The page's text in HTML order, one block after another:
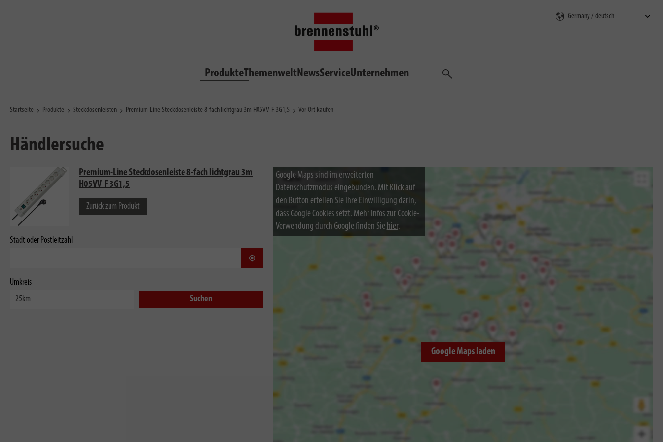
ProdukteThemenweltNewsServiceUnternehmen
Suchen
Startseite Produkte Steckdosenleisten Premium-Line Steckdosenleiste 8-fach lichtgrau 3m H05VV-F 3G1,5 Vor Ort kaufen
Händlersuche
Premium-Line Steckdosenleiste 8-fach lichtgrau 3m
H05VV-F 3G1,5
Zurück zum Produkt
Stadt oder Postleitzahl
Standort bestimmen
Umkreis
Suchen
Google Maps sind im erweiterten
Datenschutzmodus eingebunden. Mit Klick auf
den Button erteilen Sie Ihre Einwilligung darin,
dass Google Cookies setzt. Mehr Infos zur Cookie-
Verwendung durch Google finden Sie hier.
Google Maps laden